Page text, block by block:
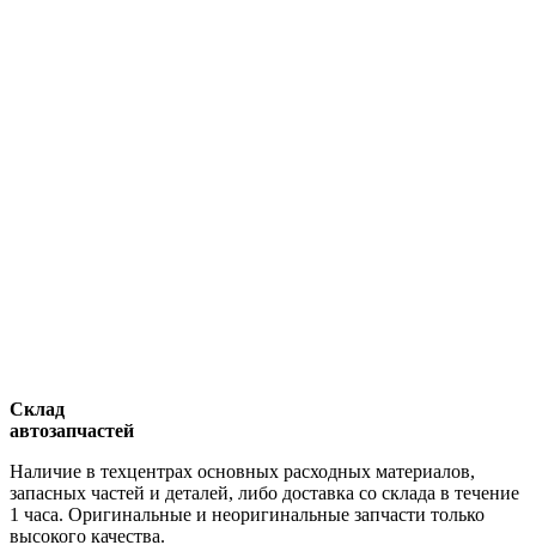
Склад
автозапчастей
Наличие в техцентрах основных расходных материалов,
запасных частей и деталей, либо доставка со склада в течение
1 часа. Оригинальные и неоригинальные запчасти только
высокого качества.